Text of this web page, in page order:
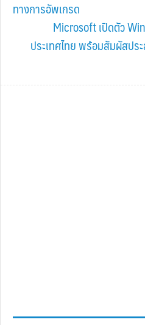
Post:
ทางการอัพเกรด
Next
Post:
Microsoft เปิดตัว
ประเทศไทย พร้อมสัมผัสป